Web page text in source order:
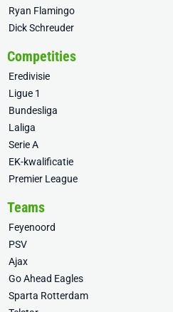
Ryan Flamingo
Dick Schreuder
Competities
Eredivisie
Ligue 1
Bundesliga
Laliga
Serie A
EK-kwalificatie
Premier League
Teams
Feyenoord
PSV
Ajax
Go Ahead Eagles
Sparta Rotterdam